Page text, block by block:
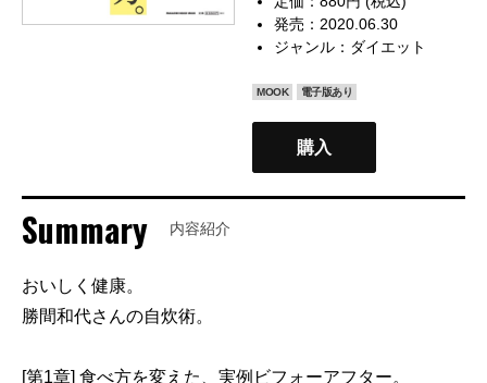
発売：2020.06.30
ジャンル： ダイエット
MOOK 電子版あり
購入
Summary 内容紹介
おいしく健康。
勝間和代さんの自炊術。
[第1章] 食べ方を変えた、実例ビフォーアフター。